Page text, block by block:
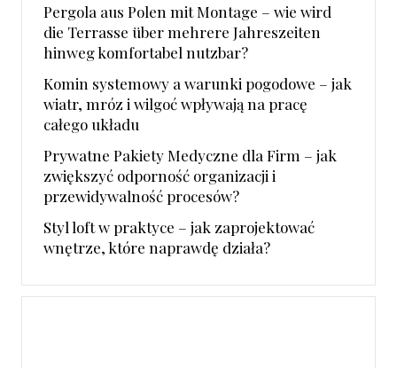
Pergola aus Polen mit Montage – wie wird
die Terrasse über mehrere Jahreszeiten
hinweg komfortabel nutzbar?
Komin systemowy a warunki pogodowe – jak
wiatr, mróz i wilgoć wpływają na pracę
całego układu
Prywatne Pakiety Medyczne dla Firm – jak
zwiększyć odporność organizacji i
przewidywalność procesów?
Styl loft w praktyce – jak zaprojektować
wnętrze, które naprawdę działa?